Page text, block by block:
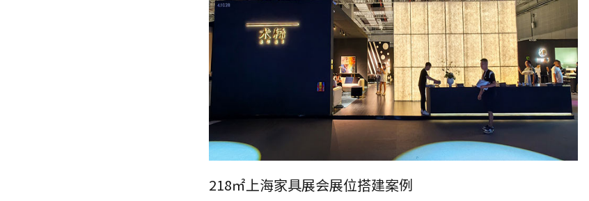
218㎡上海家具展会展位搭建案例